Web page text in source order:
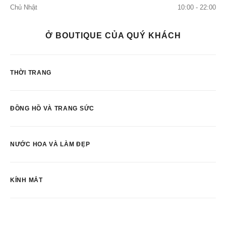
Chủ Nhật
10:00 - 22:00
Ở BOUTIQUE CỦA QUÝ KHÁCH
THỜI TRANG
ĐỒNG HỒ VÀ TRANG SỨC
NƯỚC HOA VÀ LÀM ĐẸP
KÍNH MẮT